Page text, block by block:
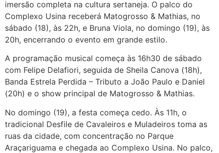
imersão completa na cultura sertaneja. O palco do
Complexo Usina receberá Matogrosso & Mathias, no
sábado (18), às 22h, e Bruna Viola, no domingo (19), às
20h, encerrando o evento em grande estilo.
A programação musical começa às 16h30 de sábado
com Felipe Delafiori, seguida de Sheila Canova (18h),
Banda Estrela Perdida – Tributo a João Paulo e Daniel
(20h) e o show principal de Matogrosso & Mathias.
No domingo (19), a festa começa cedo. Às 11h, o
tradicional Desfile de Cavaleiros e Muladeiros toma as
ruas da cidade, com concentração no Parque
Araçariguama e chegada ao Complexo Usina. No palco,